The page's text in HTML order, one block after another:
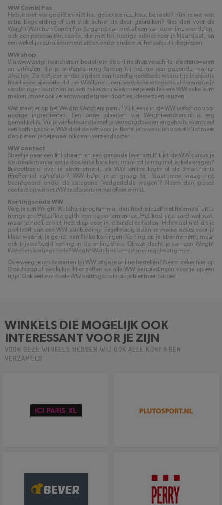
WW Combi Pas
Heb je met vorige diëten niet het gewenste resultaat behaald? Kun je wel wat
extra begeleiding of een stok achter de deur gebruiken? Kies dan voor de
Weight Watchers Combi Pas. Je geniet dan niet alleen van de online voordelen,
ook een persoonlijke coach, die met het nodige advies voor je klaarstaat, en
een wekelijks cursusmoment zitten onder andere bij het pakket inbegrepen.
WW shop
Via www.weightwatchers.nl bestel je in de online shop verschillende etenswaren
en artikelen die je ondersteuning bieden bij het op een gezonde manier
afvallen. Zo tref je er onder andere een handig kookboek waaruit je inspiratie
haalt voor bijvoorbeeld een WW lunch, een praktische weegschaal waarop je je
vorderingen kunt zien en een cakevorm waarmee je een lekkere WW cake kunt
maken, maar ook verantwoorde tussendoortjes, desserts en sauzen.
Wat staat er op het Weight Watchers menu? Kijk eens in de WW webshop voor
nodige ingrediënten. Een order plaatsen via Weightwatchers.nl is erg
gemakkelijk. Vul je winkelmandje met je benodigdheden en gebruik eventueel
een kortingscode, WW doet de rest voor je. Bestel je bovendien voor €50 of meer
dan betaal je helemaal niks aan verzendkosten.
WW contact
Streef je naar een fit lichaam en een gezonde levensstijl? Lijkt de WW cursus je
de ideale manier om je doelen te bereiken, maar zit je nog met enkele vragen?
Bijvoorbeeld over je abonnement, de WW online login of de SmartPoints
(ProPoints) calculator? WW helpt je er graag bij. Staat jouw vraag niet
beantwoord onder de categorie ‘Veelgestelde vragen’? Neem dan gerust
contact op via het WW telefoonnummer of per e-mail.
Kortingscode WW
Volg je een Weight Watchers programma, dan hoef je jezelf niet helemaal uit te
hongeren. Hetzelfde geldt voor je portemonnee. Het kost uiteraard wel wat,
maar je hoeft er niet heel diep voor in je buidel te tasten. Helemaal niet als je
profiteert van een WW aanbieding. Regelmatig staan er mooie acties voor je
klaar waarbij je geniet van flinke kortingen. Korting op je abonnement, maar
ook bijvoorbeeld korting in de online shop. Of wat dacht je van een Weight
Watchers kortingscode? Weight Watchers verrast je er regelmatig mee.
Overweeg je om te starten bij WW of ga je online bestellen? Neem zeker hier op
Goedkoop.nl een kijkje. Hier zetten we alle WW aanbiedingen voor je op een
rijtje. Ook een eventuele WW kortingscode pik je hier mee. Succes!
WINKELS DIE MOGELIJK OOK
INTERESSANT VOOR JE ZIJN
VOOR DEZE WINKELS HEBBEN WIJ OOK ALLE KORTINGEN
VERZAMELD